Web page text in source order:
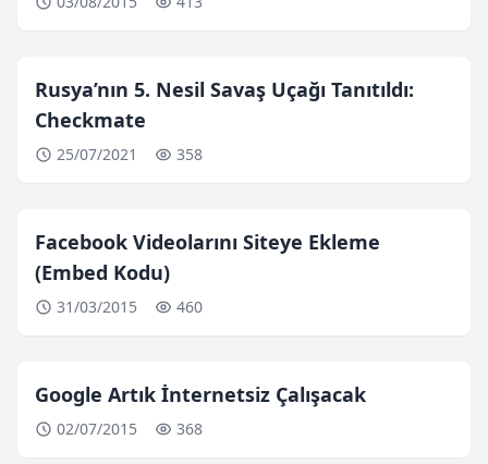
Rusya’nın 5. Nesil Savaş Uçağı Tanıtıldı:
Checkmate
25/07/2021 358
Facebook Videolarını Siteye Ekleme
(Embed Kodu)
31/03/2015 460
Google Artık İnternetsiz Çalışacak
02/07/2015 368